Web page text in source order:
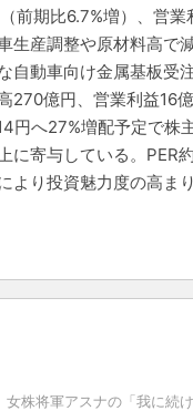
前期比6.7%増）、営
生産調整や原材料高で
自動車向け金属基板受
270億円、営業利益16
円へ27%増配予定で株
に寄与している。PER
より投資魅力度の高ま
女株将軍アスナの「我に続け